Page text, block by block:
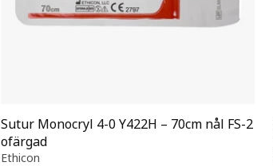
Sutur Monocryl 4-0 Y422H – 70cm nål FS-2
ofärgad
Ethicon